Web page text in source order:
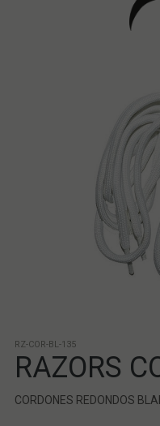
RZ-COR-BL-135
RAZORS
CORDONES REDONDOS